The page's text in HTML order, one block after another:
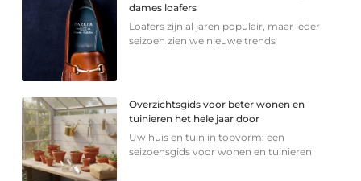
dames loafers
Loafers zijn al jaren populair, maar ieder
seizoen zien we nieuwe trends
Overzichtsgids voor beter wonen en
tuinieren het hele jaar door
Uw huis en tuin in topvorm: een
seizoensgids voor wonen en tuinieren